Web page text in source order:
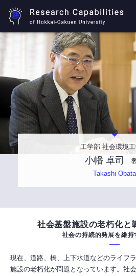
工学部 社会環境
小幡 卓司
Takashi Obata
社会基盤施設の老朽化と
社会の持続的発展を維持
現在、道路、橋、上下水道などのライフ
施設の老朽化が問題となっています。社